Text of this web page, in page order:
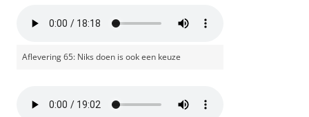
Aflevering 65: Niks doen is ook een keuze